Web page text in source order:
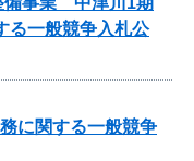
一般競争入札公
に関する一般競争